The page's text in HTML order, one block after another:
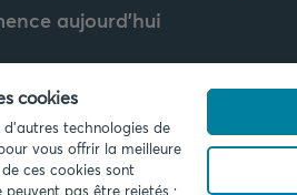
aujourd'hui
un message
cookies
technologies de
vous offrir la meilleure
ces cookies sont
pas être rejetés ;